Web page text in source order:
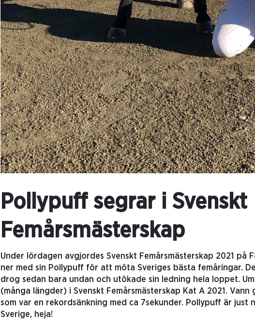
Pollypuff segrar i Svenskt
Femårsmästerskap
Under lördagen avgjordes Svenskt Femårsmästerskap 2021 på
ner med sin Pollypuff för att möta Sveriges bästa femåringar.
drog sedan bara undan och utökade sin ledning hela loppet.
(många längder) i Svenskt Femårsmästerskap Kat A 2021.
som var en rekordsänkning med ca 7sekunder. Pollypuff är just
Sverige, heja!